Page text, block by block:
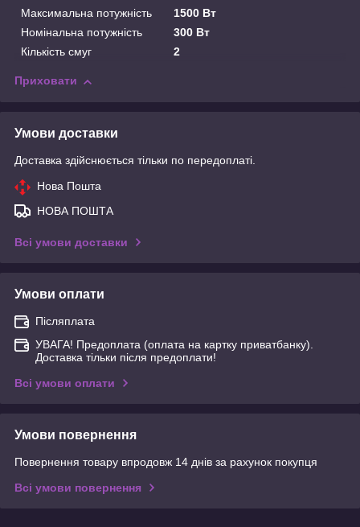
Максимальна потужність
1500 Вт
Номінальна потужність
300 Вт
Кількість смуг
2
Приховати
Умови доставки
Доставка здійснюється тільки по передоплаті.
Нова Пошта
НОВА ПОШТА
Всі умови доставки
Умови оплати
Післяплата
УВАГА! Предоплата (оплата на картку приватбанку).
Доставка тільки після предоплати!
Всі умови оплати
Умови повернення
Повернення товару впродовж 14 днів за рахунок покупця
Всі умови повернення